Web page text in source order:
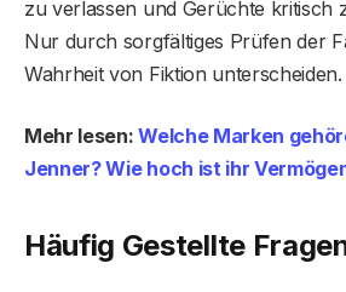
zu verlassen und Gerüchte kritisch
Nur durch sorgfältiges Prüfen der
Wahrheit von Fiktion unterscheiden.
Mehr lesen:Welche Marken
Jenner? Wie hoch ist ihr
Häufig Gestellte